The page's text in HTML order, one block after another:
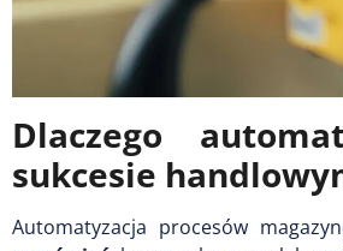
Dlaczego
sukcesie
Automatyzacja procesów